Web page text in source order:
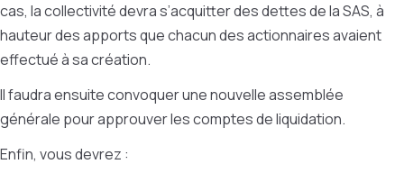
cas, la collectivité devra s’acquitter des dettes de la SAS, à
hauteur des apports que chacun des actionnaires avaient
effectué à sa création.
Il faudra ensuite convoquer une nouvelle assemblée
générale pour approuver les comptes de liquidation.
Enfin, vous devrez :